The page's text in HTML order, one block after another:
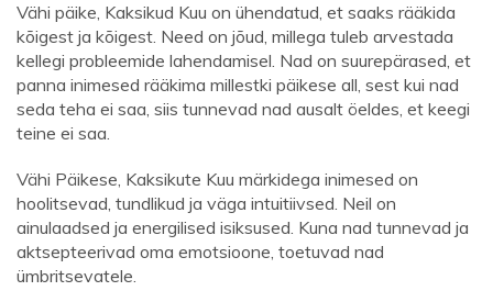
Vähi päike, Kaksikud Kuu on ühendatud, et saaks rääkida
kõigest ja kõigest. Need on jõud, millega tuleb arvestada
kellegi probleemide lahendamisel. Nad on suurepärased, et
panna inimesed rääkima millestki päikese all, sest kui nad
seda teha ei saa, siis tunnevad nad ausalt öeldes, et keegi
teine ​​ei saa.
Vähi Päikese, Kaksikute Kuu märkidega inimesed on
hoolitsevad, tundlikud ja väga intuitiivsed. Neil on
ainulaadsed ja energilised isiksused. Kuna nad tunnevad ja
aktsepteerivad oma emotsioone, toetuvad nad
ümbritsevatele.